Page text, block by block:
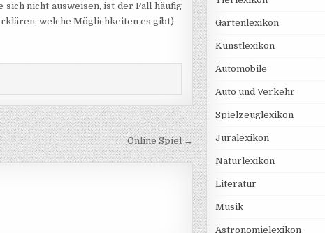
nicht ausweisen, ist der Fall häufig
welche Möglichkeiten es gibt)
Online Spiel →
Gartenlexikon
Kunstlexikon
Automobile
Auto und Verkehr
Spielzeuglexikon
Juralexikon
Naturlexikon
Literatur
Musik
Astronomielexikon